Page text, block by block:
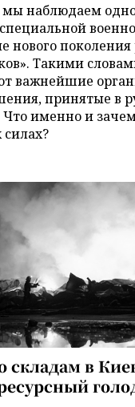
мы наблюдаем
нового поколения
Такими
важнейшие
принятые в
именно и
складам в